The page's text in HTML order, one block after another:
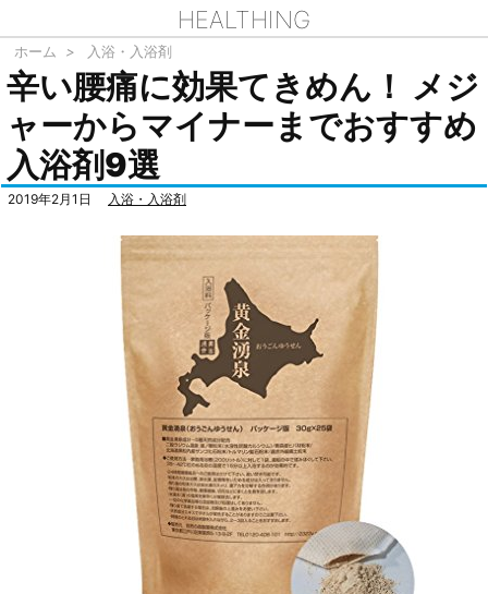
HEALTHING
ホーム > 入浴・入浴剤
辛い腰痛に効果てきめん！ メジ
ャーからマイナーまでおすすめ
入浴剤9選
2019年2月1日 入浴・入浴剤